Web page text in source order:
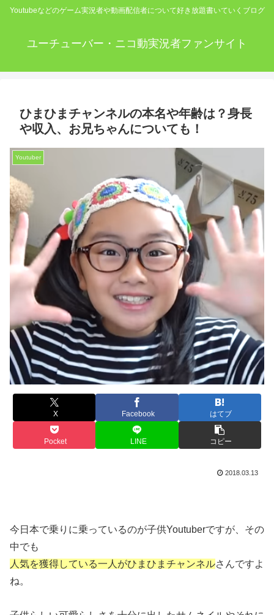
Youtubeなどのゲーム実況者や動画配信者について好き放題書いていくブログ
ユーチューバー・ニコ動実況者ファンサイト
ひまひまチャンネルの本名や年齢は？身長
や収入、お兄ちゃんについても！
Youtuber
X Facebook はてブ
Pocket LINE コピー
2018.03.13
今日本で乗りに乗っているのが子供Youtuberですが、その
中でも
人気を獲得している一人がひまひまチャンネルさんですよ
ね。